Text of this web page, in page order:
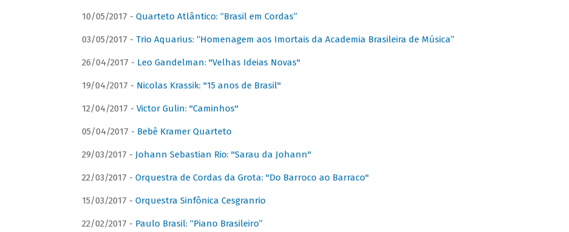
10/05/2017 - Quarteto Atlântico: “Brasil em Cordas”
03/05/2017 - Trio Aquarius: “Homenagem aos Imortais da Academia Brasileira de Música”
26/04/2017 - Leo Gandelman: "Velhas Ideias Novas"
19/04/2017 - Nicolas Krassik: "15 anos de Brasil"
12/04/2017 - Victor Gulin: "Caminhos"
05/04/2017 - Bebê Kramer Quarteto
29/03/2017 - Johann Sebastian Rio: "Sarau da Johann"
22/03/2017 - Orquestra de Cordas da Grota: "Do Barroco ao Barraco"
15/03/2017 - Orquestra Sinfônica Cesgranrio
22/02/2017 - Paulo Brasil: “Piano Brasileiro”